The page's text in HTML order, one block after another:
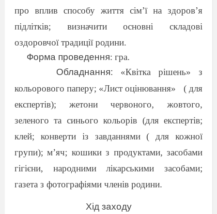
про вплив способу життя сім’ї на здоров’я
підлітків; визначити основні складові
оздоровчої традиції родини.
Форма проведення: гра.
Обладнання:
«Квітка рішень» з
кольорового паперу; «Лист оцінювання»
( для
експертів); жетони червоного, жовтого,
зеленого та синього кольорів (для експертів;
клей; конверти із завданнями ( для кожної
групи); м’яч; кошики з продуктами, засобами
гігієни, народними лікарськими засобами;
газета з фотографіями членів родини.
Хід заходу